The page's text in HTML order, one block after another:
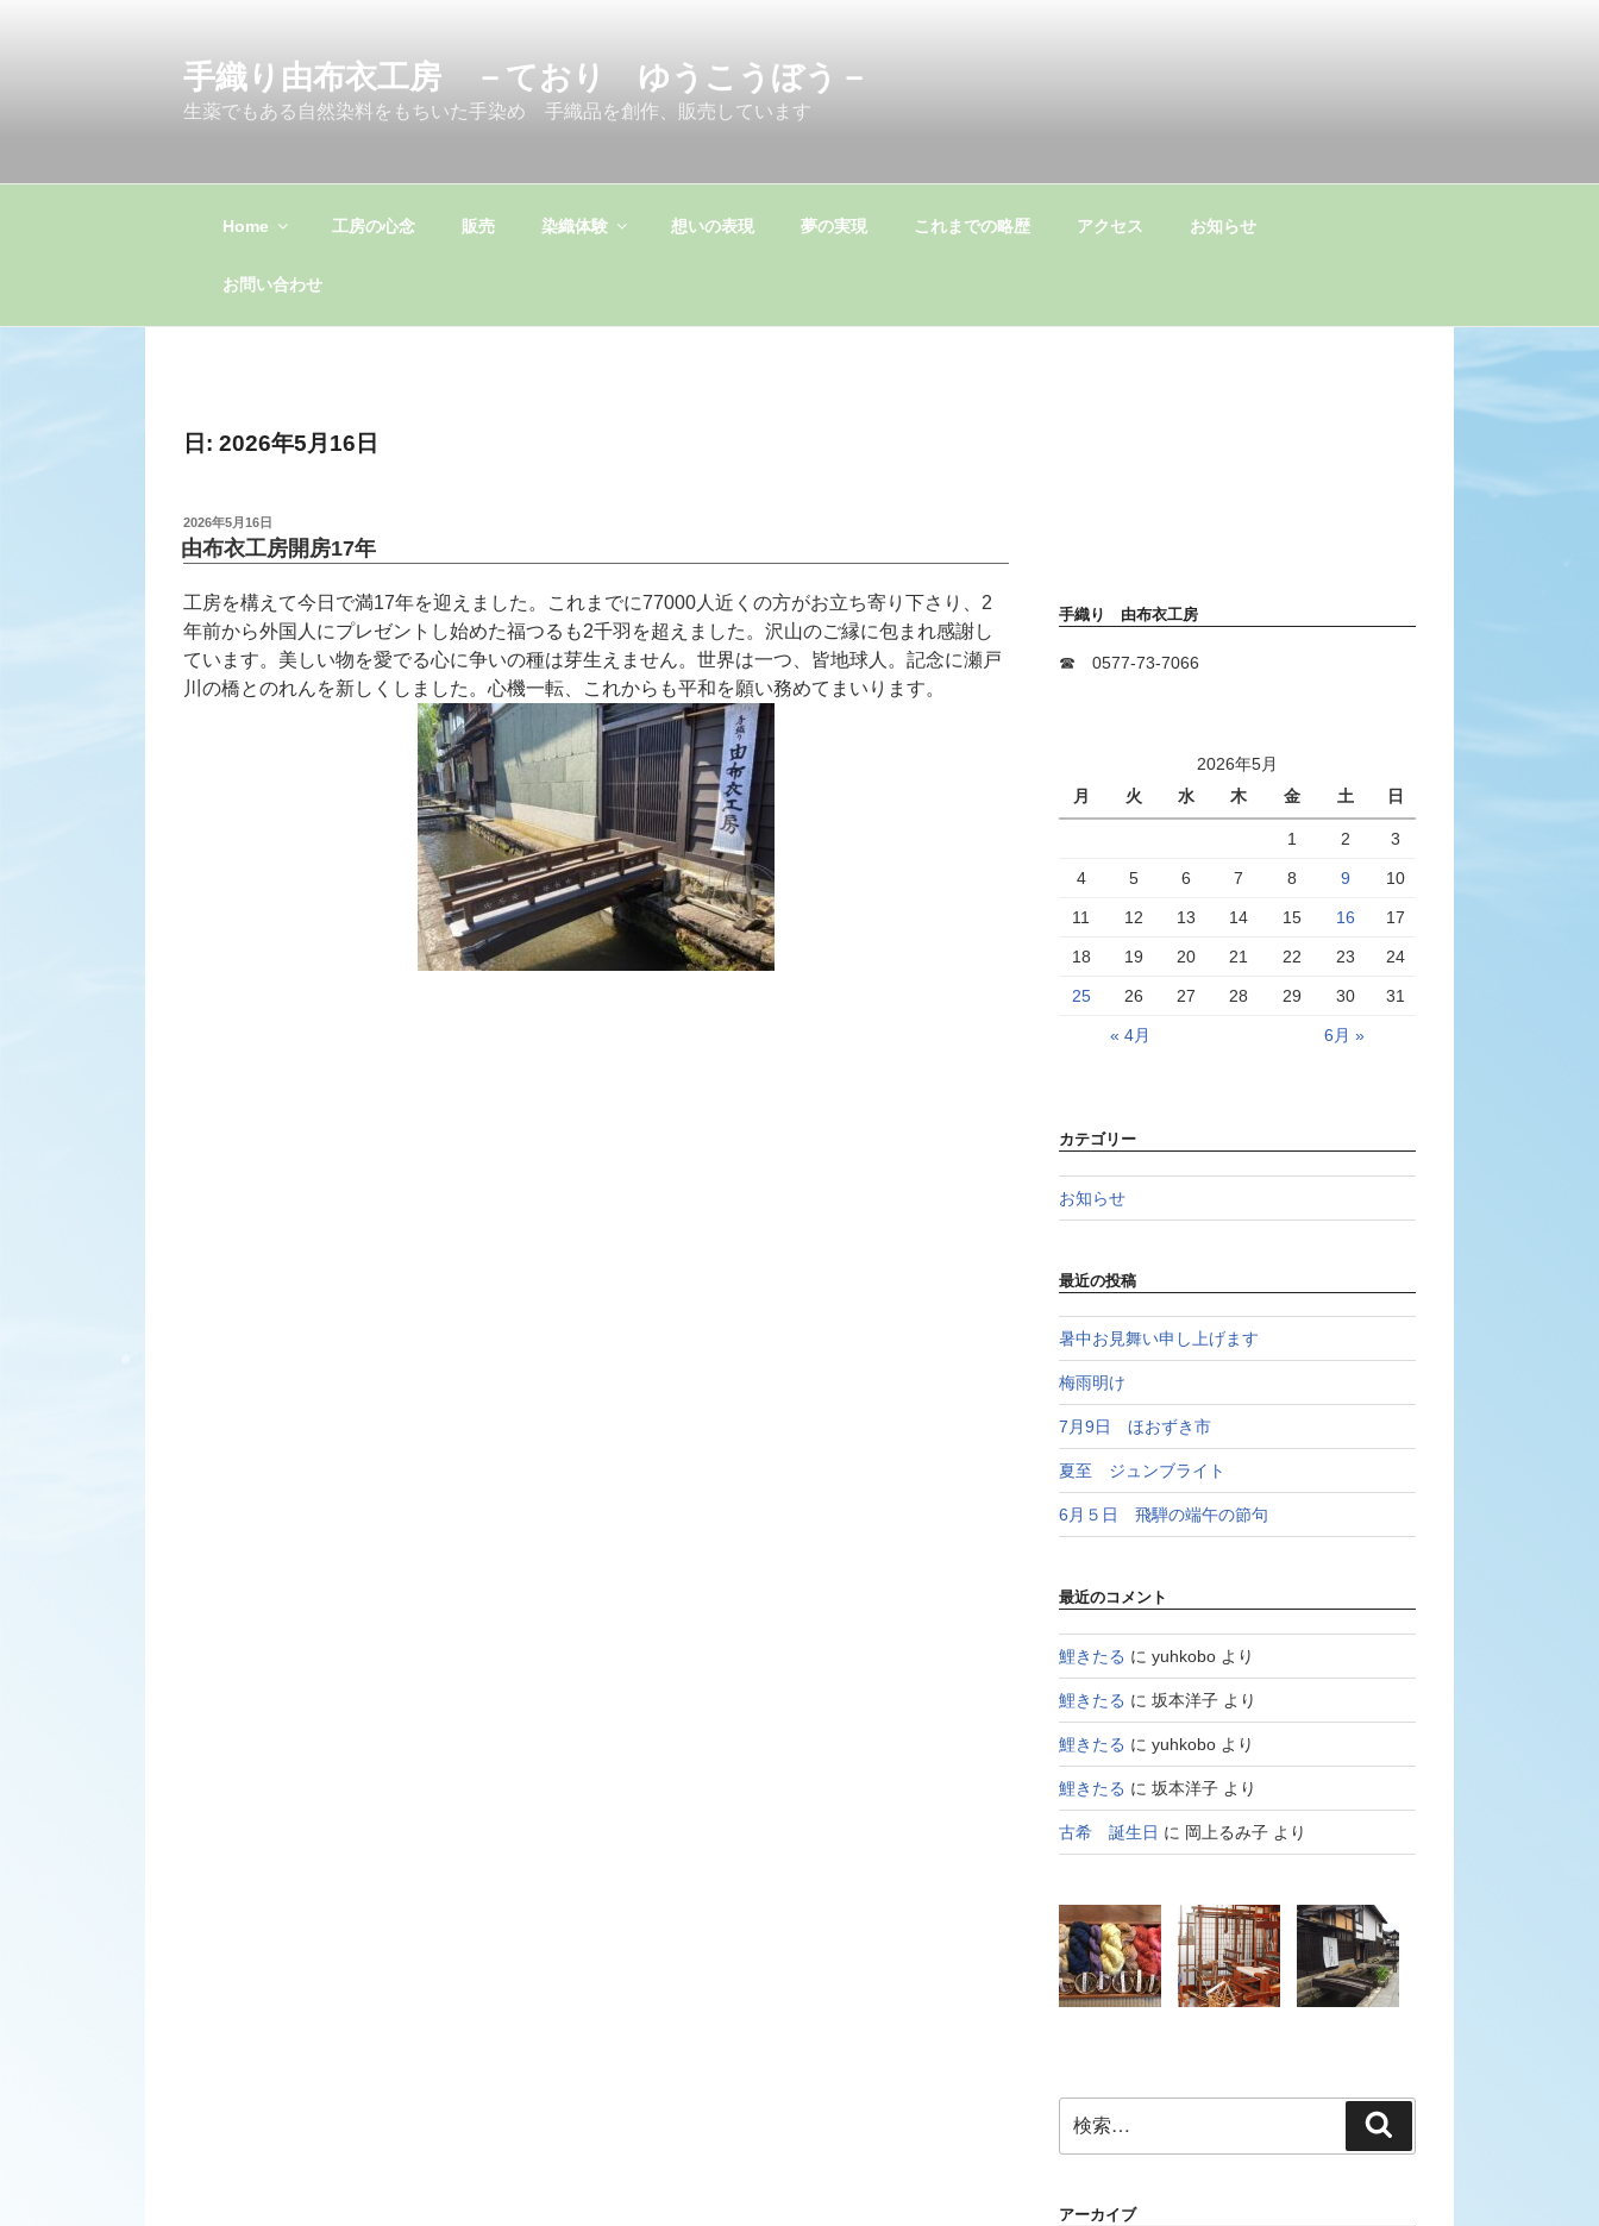
ス
手織り由布衣工房 －ており ゆうこうぼう－
生薬でもある自然染料をもちいた手染め 手織品を創作、販売しています
Home 工房の心念 販売 染織体験 想いの表現 夢の実現 これまでの略歴 アクセス お知らせ
お問い合わせ
日: 2026年5月16日
投
稿
日:
2026年5月16日
由布衣工房開房17年
工房を構えて今日で満17年を迎えました。これまでに77000人近くの方がお立ち寄り下さり、2
年前から外国人にプレゼントし始めた福つるも2千羽を超えました。沢山のご縁に包まれ感謝し
ています。美しい物を愛でる心に争いの種は芽生えません。世界は一つ、皆地球人。記念に瀬戸
川の橋とのれんを新しくしました。心機一転、これからも平和を願い務めてまいります。
手織り 由布衣工房
☎ 0577-73-7066
2026年5月
月
火 水 木 金 土 日
1 2 3
4 5 6 7 8 9 10
11 12 13 14 15 16 17
18 19 20 21 22 23 24
25 26 27 28 29 30 31
« 4月 6月 »
カテゴリー
お知らせ
最近の投稿
暑中お見舞い申し上げます
梅雨明け
7月9日 ほおずき市
夏至 ジュンブライト
6月５日 飛騨の端午の節句
最近のコメント
鯉きたる に yuhkoboより
鯉きたる に 坂本洋子より
鯉きたる に yuhkoboより
鯉きたる に 坂本洋子より
古希 誕生日 に 岡上るみ子より
索:
索
アーカイブ